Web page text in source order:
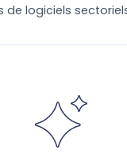
de logiciels